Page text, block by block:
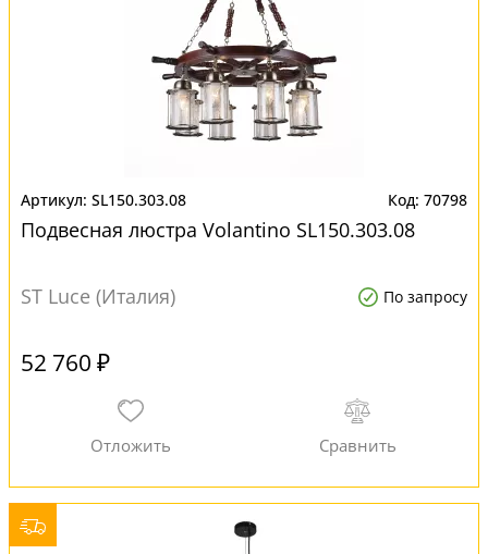
SL150.303.08 70798
Подвесная люстра Volantino SL150.303.08
ST Luce (Италия) По запросу
52 760 ₽